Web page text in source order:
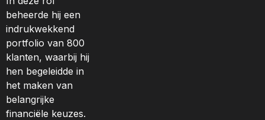
beheerde hij een
indrukwekkend
portfolio van 800
klanten, waarbij hij
hen begeleidde in
het maken van
belangrijke
financiële keuzes.